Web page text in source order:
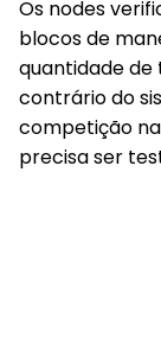
Os nodes
blocos de
quantidade de
contrário do
competição
precisa ser